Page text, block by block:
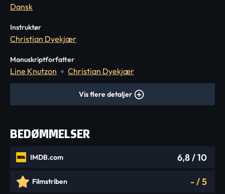
Dansk
Instruktør
Christian Dyekjær
Manuskriptforfatter
Line Knutzon Christian Dyekjær
Vis flere detaljer
BEDØMMELSER
IMDB.com 6,8/ 10
Filmstriben -/5